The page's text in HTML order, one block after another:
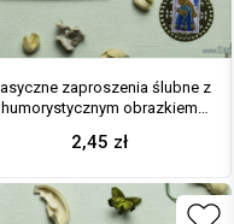
zaproszenia ślubne z
humorystycznym obrazkiem
trzymającą się za ręce. ZAP-56-
2,45 zł